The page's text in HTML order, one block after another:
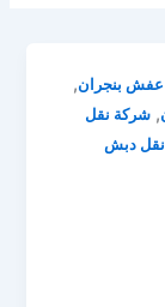
بنجران,
,شركة نقل
نقل دبش